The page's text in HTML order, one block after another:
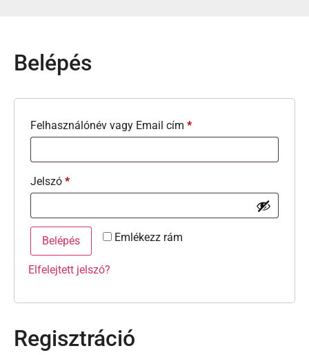
Belépés
Felhasználónév vagy Email cím *
Jelszó *
Emlékezz rám
Belépés
Elfelejtett jelszó?
Regisztráció